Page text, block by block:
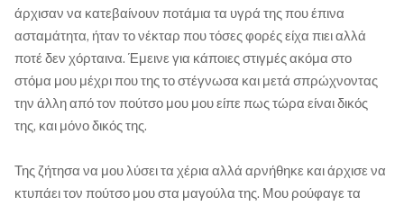
άρχισαν να κατεβαίνουν ποτάμια τα υγρά της που έπινα
ασταμάτητα, ήταν το νέκταρ που τόσες φορές είχα πιει αλλά
ποτέ δεν χόρταινα. Έμεινε για κάποιες στιγμές ακόμα στο
στόμα μου μέχρι που της το στέγνωσα και μετά σπρώχνοντας
την άλλη από τον πούτσο μου μου είπε πως τώρα είναι δικός
της, και μόνο δικός της.
Της ζήτησα να μου λύσει τα χέρια αλλά αρνήθηκε και άρχισε να
κτυπάει τον πούτσο μου στα μαγούλα της. Μου ρούφαγε τα